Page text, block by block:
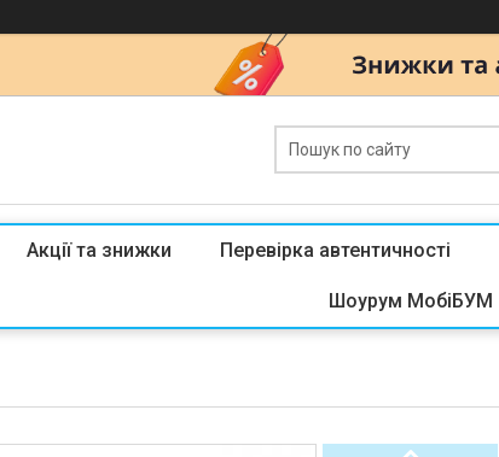
Акції та знижки Перевірка автентичності
Шоурум МобіБУМ